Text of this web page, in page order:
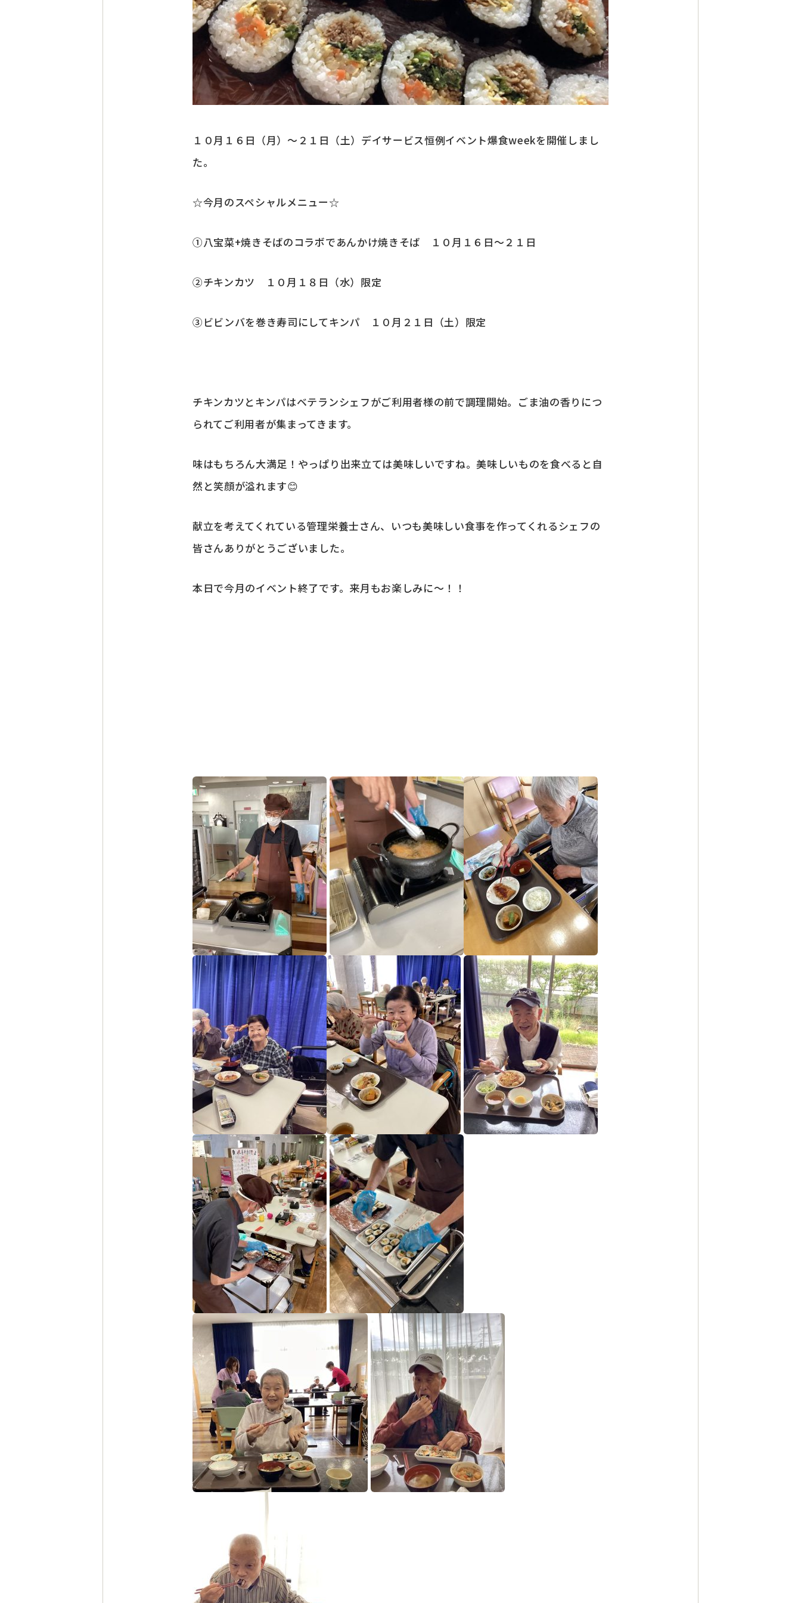
１０月１６日（月）～２１日（土）デイサービス恒例イベント爆食weekを開催しまし
た。
☆今月のスペシャルメニュー☆
①八宝菜+焼きそばのコラボであんかけ焼きそば １０月１６日～２１日
②チキンカツ １０月１８日（水）限定
③ビビンバを巻き寿司にしてキンパ １０月２１日（土）限定
チキンカツとキンパはベテランシェフがご利用者様の前で調理開始。ごま油の香りにつ
られてご利用者が集まってきます。
味はもちろん大満足！やっぱり出来立ては美味しいですね。美味しいものを食べると自
然と笑顔が溢れます😊
献立を考えてくれている管理栄養士さん、いつも美味しい食事を作ってくれるシェフの
皆さんありがとうございました。
本日で今月のイベント終了です。来月もお楽しみに～！！